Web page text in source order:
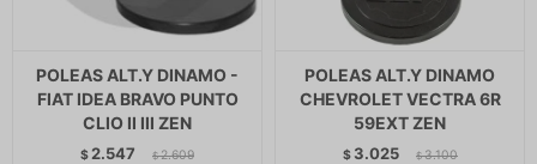
POLEAS ALT.Y DINAMO -
FIAT IDEA BRAVO PUNTO
CLIO II III ZEN
$ 2.547 $ 2.609
POLEAS ALT.Y DINAMO
CHEVROLET VECTRA 6R
59EXT ZEN
$ 3.025 $ 3.100